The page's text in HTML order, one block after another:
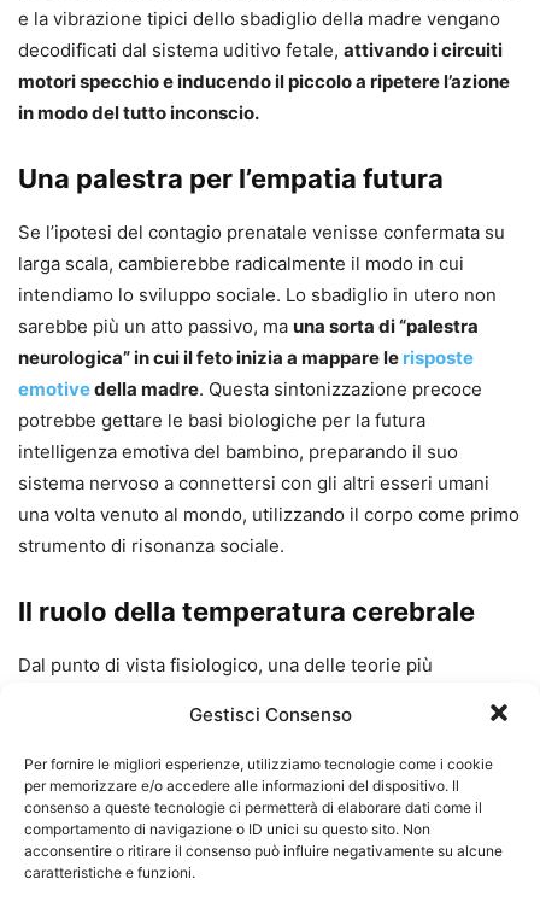
Gestisci Consenso
Per fornire le migliori esperienze, utilizziamo tecnologie come i cookie
per memorizzare e/o accedere alle informazioni del dispositivo. Il
consenso a queste tecnologie ci permetterà di elaborare dati come il
comportamento di navigazione o ID unici su questo sito. Non
acconsentire o ritirare il consenso può influire negativamente su alcune
caratteristiche e funzioni.
e la vibrazione tipici dello sbadiglio della madre vengano
decodificati dal sistema uditivo fetale, attivando i circuiti
motori specchio e inducendo il piccolo a ripetere l’azione
in modo del tutto inconscio.
Una palestra per l’empatia futura
Se l’ipotesi del contagio prenatale venisse confermata su
larga scala, cambierebbe radicalmente il modo in cui
intendiamo lo sviluppo sociale. Lo sbadiglio in utero non
sarebbe più un atto passivo, ma una sorta di “palestra
neurologica” in cui il feto inizia a mappare le risposte
emotivedella madre. Questa sintonizzazione precoce
potrebbe gettare le basi biologiche per la futura
intelligenza emotiva del bambino, preparando il suo
sistema nervoso a connettersi con gli altri esseri umani
una volta venuto al mondo, utilizzando il corpo come primo
strumento di risonanza sociale.
Il ruolo della temperatura cerebrale
Dal punto di vista fisiologico, una delle teorie più
l’ispirazione profonda di aria fresca
serve a “raffreddare” il cervello quando lavora troppo. Nel
contesto intrauterino, dove la temperatura è costante e
non c’è aria, lo sbadiglio fetale potrebbe rispondere a
micro-fluttuazioni termiche del liquido amniotico indotte
dallo stato metabolico materno. Quando la madre sbadiglia